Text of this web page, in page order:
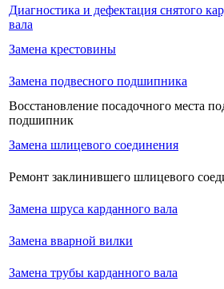
Диагностика и дефектация снятого
вала
Замена крестовины
Замена подвесного подшипника
Восстановление посадочного места
подшипник
Замена шлицевого соединения
Ремонт заклинившего шлицевого
Замена шруса карданного вала
Замена вварной вилки
Замена трубы карданного вала